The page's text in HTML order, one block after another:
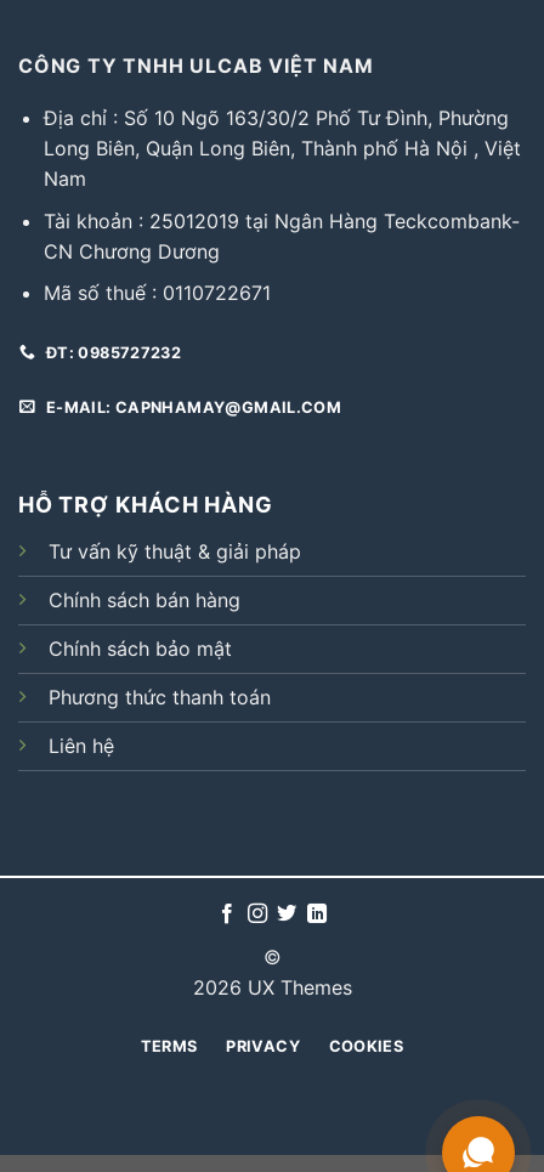
CÔNG TY TNHH ULCAB VIỆT NAM
Địa chỉ : Số 10 Ngõ 163/30/2 Phố Tư Đình, Phường
Long Biên, Quận Long Biên, Thành phố Hà Nội , Việt
Nam
Tài khoản : 25012019 tại Ngân Hàng Teckcombank-
CN Chương Dương
Mã số thuế : 0110722671
ĐT: 0985727232
E-MAIL: CAPNHAMAY@GMAIL.COM
HỖ TRỢ KHÁCH HÀNG
Tư vấn kỹ thuật & giải pháp
Chính sách bán hàng
Chính sách bảo mật
Phương thức thanh toán
Liên hệ
©
2026 UX Themes
TERMS PRIVACY COOKIES